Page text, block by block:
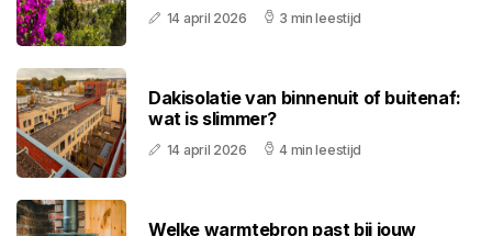
14 april 2026 3 min leestijd
Dakisolatie van binnenuit of buitenaf:
wat is slimmer?
14 april 2026 4 min leestijd
Welke warmtebron past bij jouw